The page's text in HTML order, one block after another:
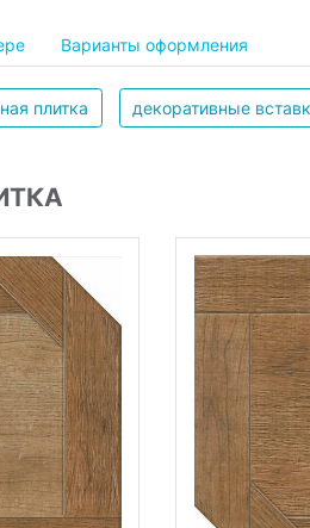
Варианты оформления
плитка декоративные